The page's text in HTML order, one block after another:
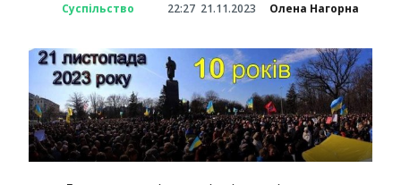
Суспільство 22:27 21.11.2023 Олена Нагорна